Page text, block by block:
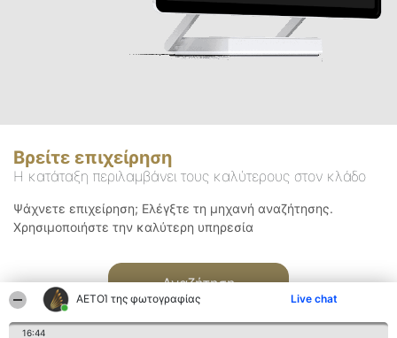
ΑΕΤΟΊ της φωτογραφίας Live chat
16:44
Βρείτε επιχείρηση
Η κατάταξη περιλαμβάνει τους καλύτερους στον κλάδο
Ψάχνετε επιχείρηση; Ελέγξτε τη μηχανή αναζήτησης.
Χρησιμοποιήστε την καλύτερη υπηρεσία
Αναζήτηση